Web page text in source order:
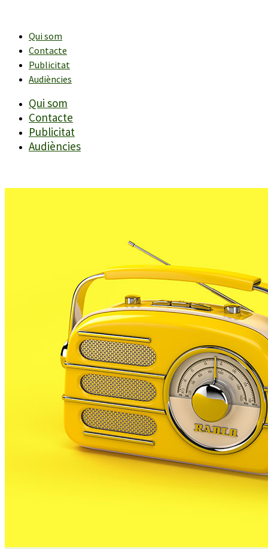
contingutQui som
Contacte
Publicitat
Audiències
Qui som
Contacte
Publicitat
Audiències